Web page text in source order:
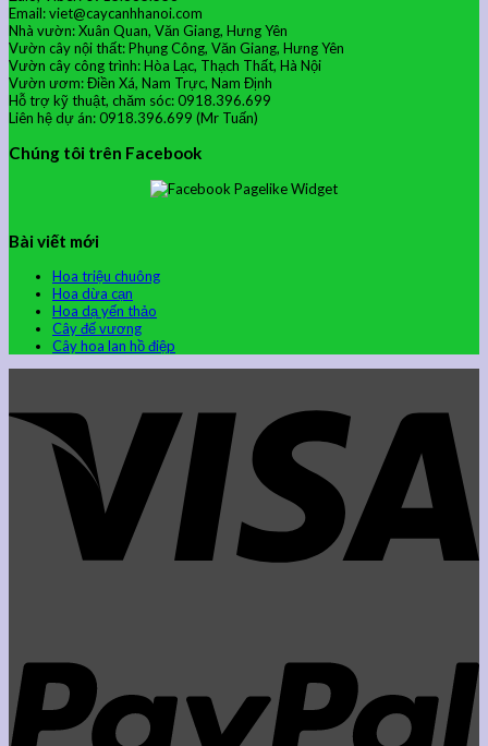
Email: viet@caycanhhanoi.com
Nhà vườn: Xuân Quan, Văn Giang, Hưng Yên
Vườn cây nội thất: Phụng Công, Văn Giang, Hưng Yên
Vườn cây công trình: Hòa Lạc, Thạch Thất, Hà Nội
Vườn ươm: Điền Xá, Nam Trực, Nam Định
Hỗ trợ kỹ thuật, chăm sóc: 0918.396.699
Liên hệ dự án: 0918.396.699 (Mr Tuấn)
Chúng tôi trên Facebook
Bài viết mới
Hoa triệu chuông
Hoa dừa cạn
Hoa dạ yến thảo
Cây đế vương
Cây hoa lan hồ điệp